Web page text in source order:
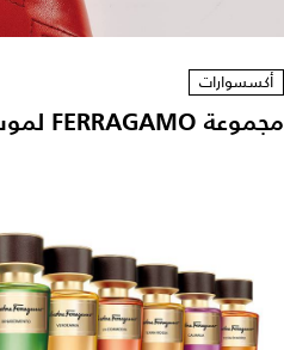
أكسسوارات
مجموعة FERRAGAMO لموسم أعياد 2024